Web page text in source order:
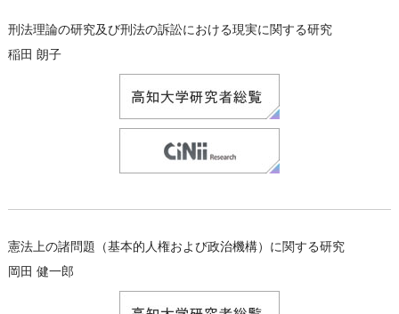
刑法理論の研究及び刑法の訴訟における現実に関する研究
稲田 朗子
憲法上の諸問題（基本的人権および政治機構）に関する研究
岡田 健一郎